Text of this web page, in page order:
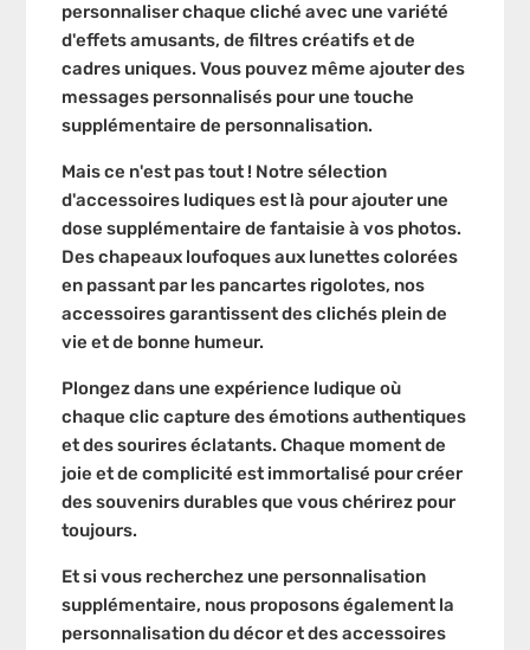
personnaliser chaque cliché avec une variété
d'effets amusants, de filtres créatifs et de
cadres uniques. Vous pouvez même ajouter des
messages personnalisés pour une touche
supplémentaire de personnalisation.
Mais ce n'est pas tout ! Notre sélection
d'accessoires ludiques est là pour ajouter une
dose supplémentaire de fantaisie à vos photos.
Des chapeaux loufoques aux lunettes colorées
en passant par les pancartes rigolotes, nos
accessoires garantissent des clichés plein de
vie et de bonne humeur.
Plongez dans une expérience ludique où
chaque clic capture des émotions authentiques
et des sourires éclatants. Chaque moment de
joie et de complicité est immortalisé pour créer
des souvenirs durables que vous chérirez pour
toujours.
Et si vous recherchez une personnalisation
supplémentaire, nous proposons également la
personnalisation du décor et des accessoires